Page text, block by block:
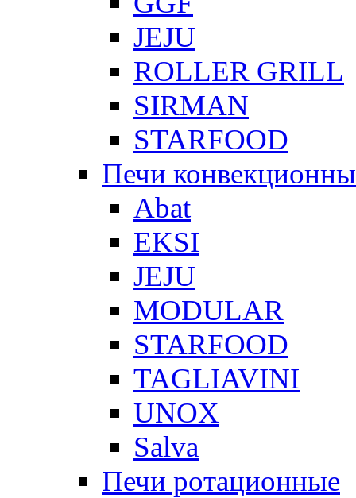
JEJU
ROLLER GRILL
SIRMAN
STARFOOD
Печи
Abat
EKSI
JEJU
MODULAR
STARFOOD
TAGLIAVINI
UNOX
Salva
Печи ротационные